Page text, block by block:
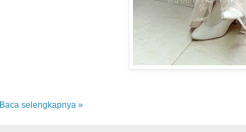
Baca selengkapnya »